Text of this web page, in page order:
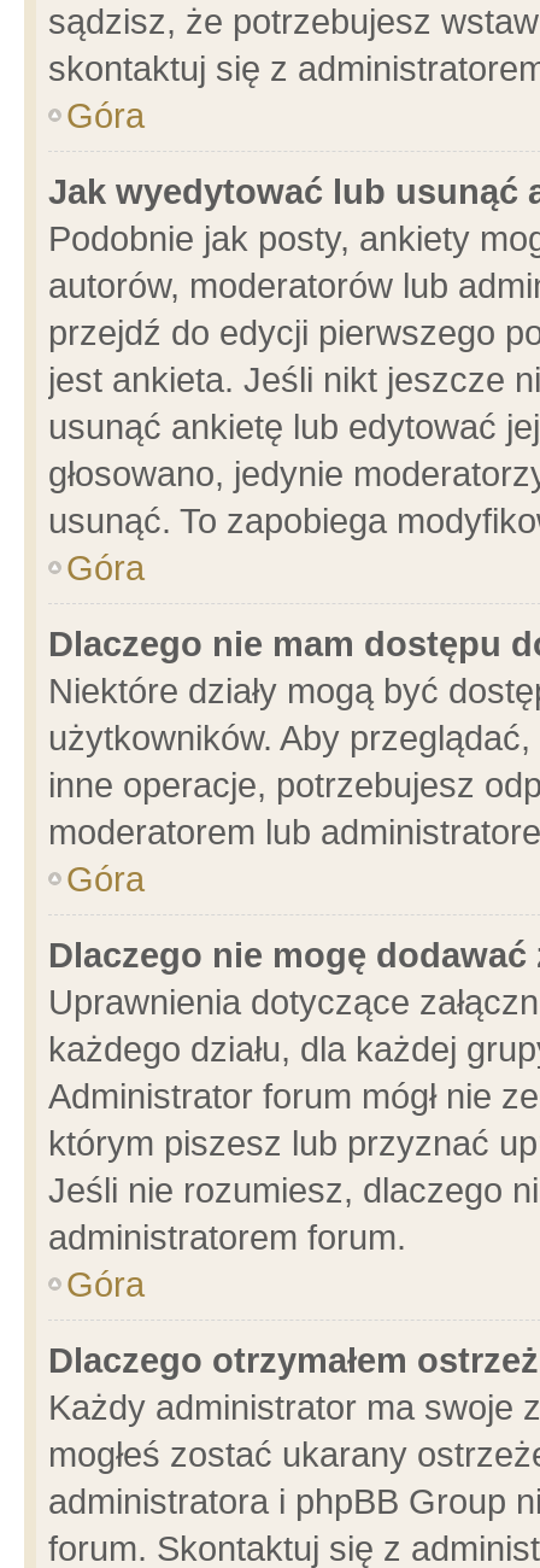
sądzisz, że potrzebujesz
skontaktuj się z
Góra
Jak wyedytować lub usunąć
Podobnie jak posty, ankiety
autorów, moderatorów lub
przejdź do edycji pierwszego
jest ankieta. Jeśli nikt jeszcze
usunąć ankietę lub edytować
głosowano, jedynie
usunąć. To zapobiega
Góra
Dlaczego nie mam dostępu
Niektóre działy mogą być
użytkowników. Aby
inne operacje, potrzebujesz
moderatorem lub
Góra
Dlaczego nie mogę dodawać
Uprawnienia dotyczące
każdego działu, dla każdej
Administrator forum mógł nie
którym piszesz lub przyznać
Jeśli nie rozumiesz, dlaczego
administratorem forum.
Góra
Dlaczego otrzymałem
Każdy administrator ma swoje
mogłeś zostać ukarany
administratora i phpBB Group
forum. Skontaktuj się z